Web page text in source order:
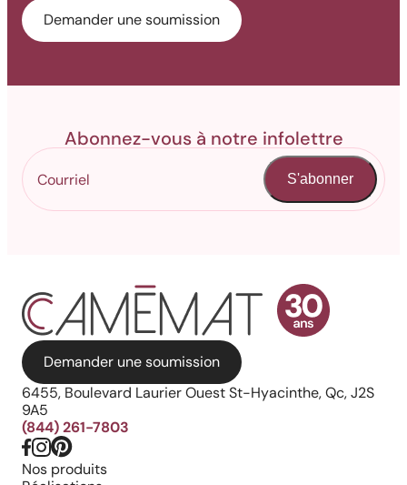
Demander une soumission
Abonnez-vous à notre infolettre
S'abonner
Demander une soumission
6455, Boulevard Laurier Ouest St-Hyacinthe, Qc, J2S
9A5
(844) 261-7803
Nos produits